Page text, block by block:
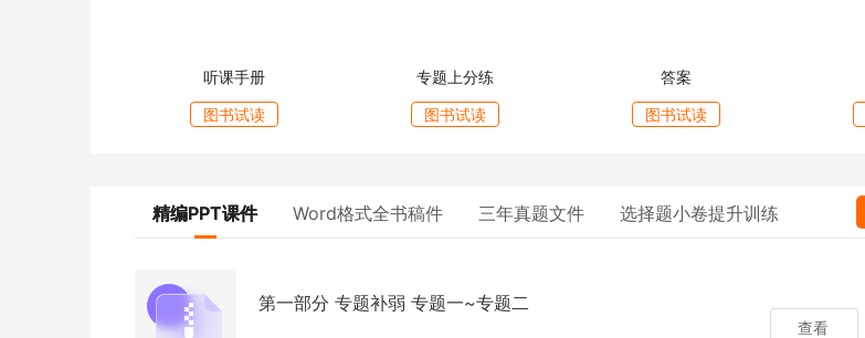
听课手册
图书试读
专题上分练
图书试读
答案
图书试读
精编PPT课件 Word格式全书稿件 三年真题文件 选择题小卷提升训练
第一部分 专题补弱 专题一~专题二
查看